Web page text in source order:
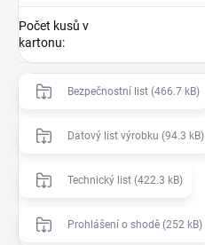
Počet kusů v
kartonu:
Bezpečnostní list (466.7 kB)
Datový list výrobku (94.3 kB)
Technický list (422.3 kB)
Prohlášení o shodě (252 kB)